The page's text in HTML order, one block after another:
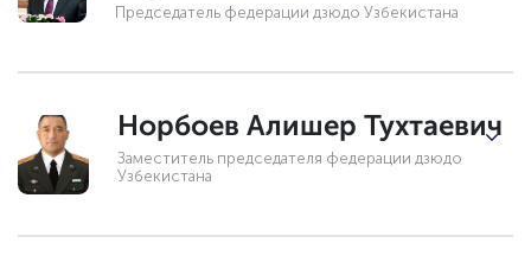
Председатель федерации дзюдо Узбекистана
Норбоев Алишер Тухтаевич
Заместитель председателя федерации дзюдо
Узбекистана